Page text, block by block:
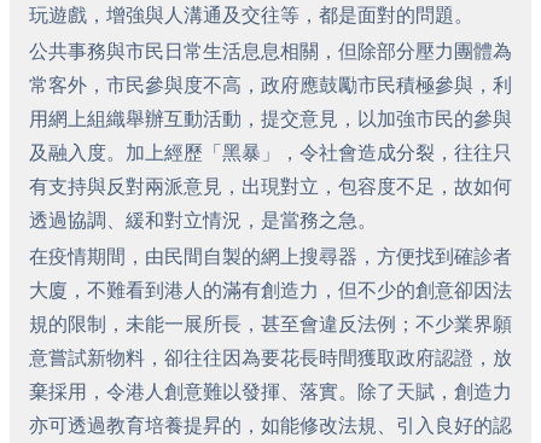
玩遊戲，增強與人溝通及交往等，都是面對的問題。
公共事務與市民日常生活息息相關，但除部分壓力團體為
常客外，市民參與度不高，政府應鼓勵市民積極參與，利
用網上組織舉辦互動活動，提交意見，以加強市民的參與
及融入度。加上經歷「黑暴」，令社會造成分裂，往往只
有支持與反對兩派意見，出現對立，包容度不足，故如何
透過協調、緩和對立情況，是當務之急。
在疫情期間，由民間自製的網上搜尋器，方便找到確診者
大廈，不難看到港人的滿有創造力，但不少的創意卻因法
規的限制，未能一展所長，甚至會違反法例；不少業界願
意嘗試新物料，卻往往因為要花長時間獲取政府認證，放
棄採用，令港人創意難以發揮、落實。除了天賦，創造力
亦可透過教育培養提昇的，如能修改法規、引入良好的認